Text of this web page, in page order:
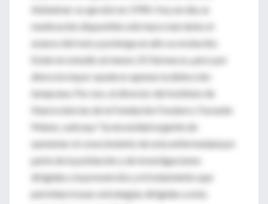
Alzheimer se aprobó en 1994. Hoy en día, la
medicación disponible sólo hace más lento el
avance del mal y posterga un año su evolución.
Están en estudio al menos 25 fármacos, pero por
ahora la mayor ayuda es apenas la detección
temprana. Por eso, el director del Instituto de
Neurociencias de la Fundación Favaloro, Facundo
Manes, subraya "la necesidad urgente de
aumentar el conocimiento de esta enfermedad por
parte de la población y de investigaciones
dirigidas a la prevención y el tratamiento que
permitan trazar estrategias dirigidas a esta